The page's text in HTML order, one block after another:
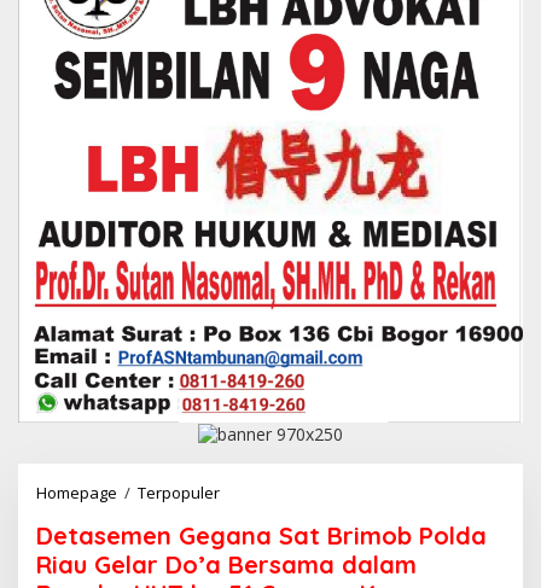
Homepage / Terpopuler
t
Detasemen Gegana Sat Brimob Polda
Riau Gelar Do’a Bersama dalam